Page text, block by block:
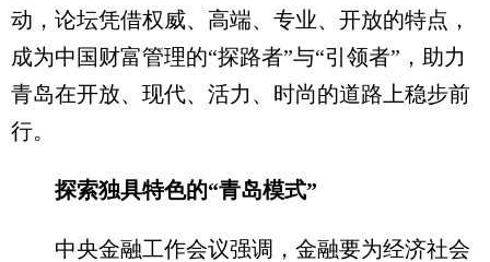
动，论坛凭借权威、高端、专业、开放的特点，
成为中国财富管理的“探路者”与“引领者”，助力
青岛在开放、现代、活力、时尚的道路上稳步前
行。
探索独具特色的“青岛模式”
中央金融工作会议强调，金融要为经济社会